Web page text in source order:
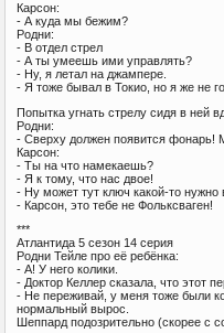
Карсон:
- А куда мы бежим?
Родни:
- В отдел стрел
- А ты умеешь ими управлять?
- Ну, я летал на джампере.
- Я тоже бывал в Токио, но я же не
Попытка угнать стрелу сидя в ней
Родни:
- Сверху должен появится фонарь!
Карсон:
- Ты на что намекаешь?
- Я к тому, что нас двое!
- Ну может тут ключ какой-то нужно
- Карсон, это тебе не Фольксваген!
***
Атлантида 5 сезон 14 серия
Родни Тейле про её ребёнка:
- А! У него колики.
- Доктор Келлер сказала, что этот
- Не переживай, у меня тоже были
нормальный вырос.
Шеппард подозрительно (скорее с